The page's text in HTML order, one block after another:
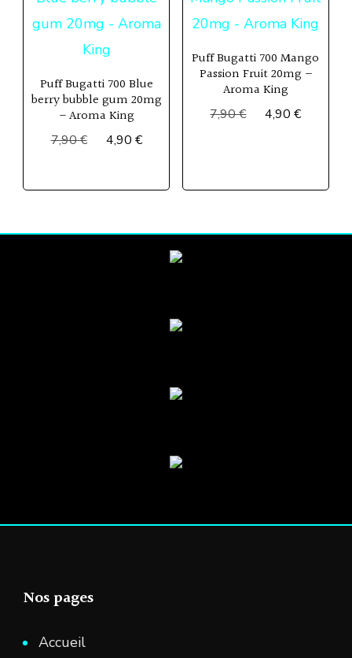
Puff Bugatti 700 Blue
berry bubble gum 20mg
– Aroma King
7,90€
Le
était :
4,90 €
est :
Puff Bugatti 700 Mango
Passion Fruit 20mg –
Aroma King
7,90€
Le
4,90€
4,90 €.
Nos pages
Accueil